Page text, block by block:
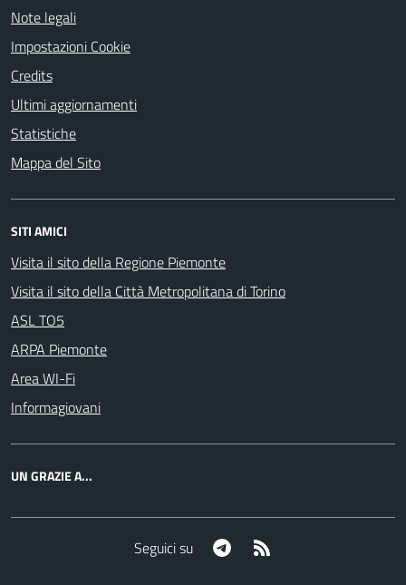
Note legali
Impostazioni Cookie
Credits
Ultimi aggiornamenti
Statistiche
Mappa del Sito
SITI AMICI
Visita il sito della Regione Piemonte
Visita il sito della Città Metropolitana di Torino
ASL TO5
ARPA Piemonte
Area WI-Fi
Informagiovani
UN GRAZIE A...
Seguici su Telegram